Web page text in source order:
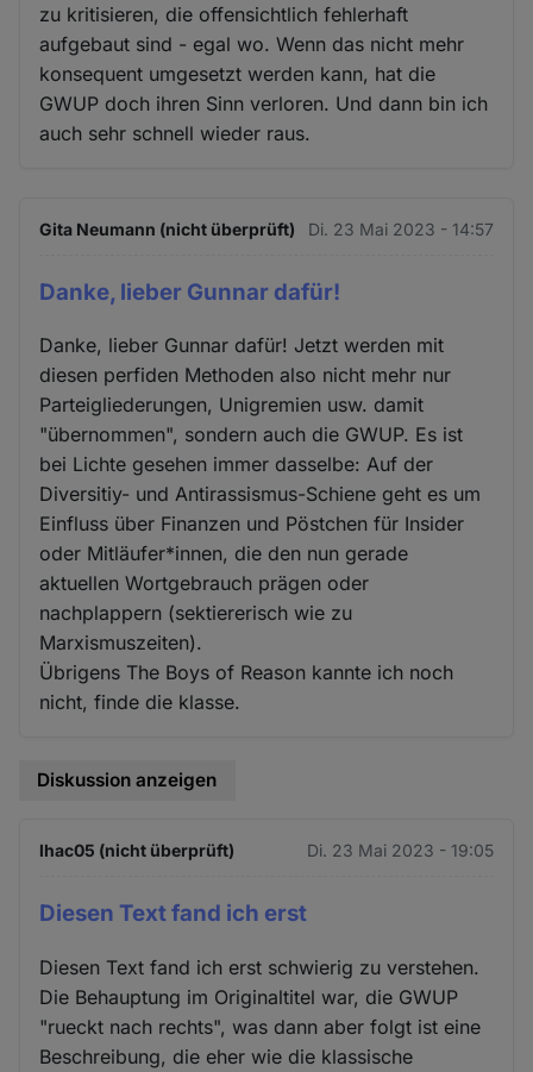
zu kritisieren, die offensichtlich fehlerhaft
aufgebaut sind - egal wo. Wenn das nicht mehr
konsequent umgesetzt werden kann, hat die
GWUP doch ihren Sinn verloren. Und dann bin ich
auch sehr schnell wieder raus.
Gita Neumann (nicht überprüft) Di. 23 Mai 2023 - 14:57
Danke, lieber Gunnar dafür!
Danke, lieber Gunnar dafür! Jetzt werden mit
diesen perfiden Methoden also nicht mehr nur
Parteigliederungen, Unigremien usw. damit
"übernommen", sondern auch die GWUP. Es ist
bei Lichte gesehen immer dasselbe: Auf der
Diversitiy- und Antirassismus-Schiene geht es um
Einfluss über Finanzen und Pöstchen für Insider
oder Mitläufer*innen, die den nun gerade
aktuellen Wortgebrauch prägen oder
nachplappern (sektiererisch wie zu
Marxismuszeiten).
Übrigens The Boys of Reason kannte ich noch
nicht, finde die klasse.
Diskussion anzeigen
lhac05 (nicht überprüft) Di. 23 Mai 2023 - 19:05
Diesen Text fand ich erst
Diesen Text fand ich erst schwierig zu verstehen.
Die Behauptung im Originaltitel war, die GWUP
"rueckt nach rechts", was dann aber folgt ist eine
Beschreibung, die eher wie die klassische